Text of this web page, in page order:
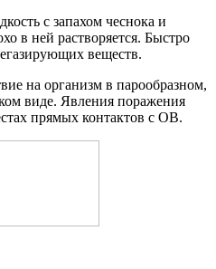
с запахом чеснока и
в ней растворяется. Быстро
веществ.
на организм в парообразном,
виде. Явления поражения
прямых контактов с ОВ.